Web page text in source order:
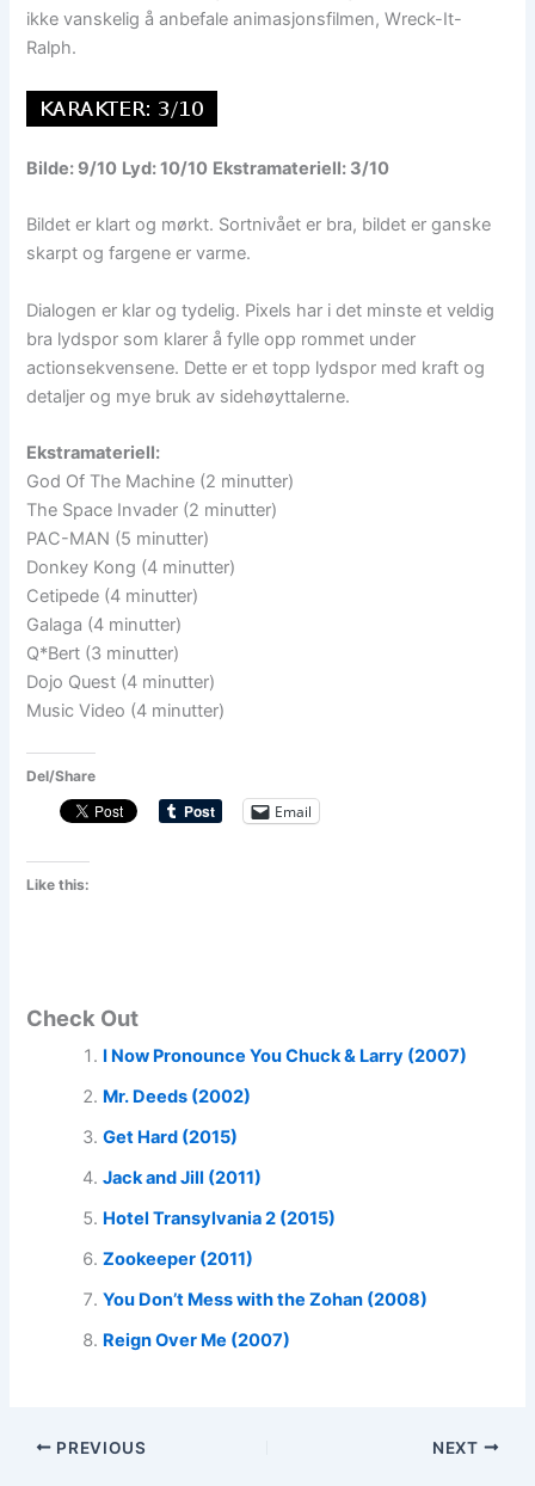
ikke vanskelig å anbefale animasjonsfilmen, Wreck-It-
Ralph.
Bilde: 9/10 Lyd: 10/10 Ekstramateriell: 3/10
Bildet er klart og mørkt. Sortnivået er bra, bildet er ganske
skarpt og fargene er varme.
Dialogen er klar og tydelig. Pixels har i det minste et veldig
bra lydspor som klarer å fylle opp rommet under
actionsekvensene. Dette er et topp lydspor med kraft og
detaljer og mye bruk av sidehøyttalerne.
Ekstramateriell:
God Of The Machine (2 minutter)
The Space Invader (2 minutter)
PAC-MAN (5 minutter)
Donkey Kong (4 minutter)
Cetipede (4 minutter)
Galaga (4 minutter)
Q*Bert (3 minutter)
Dojo Quest (4 minutter)
Music Video (4 minutter)
Del/Share
Email
Like this:
Check Out
I Now Pronounce You Chuck & Larry (2007)
Mr. Deeds (2002)
Get Hard (2015)
Jack and Jill (2011)
Hotel Transylvania 2 (2015)
Zookeeper (2011)
You Don’t Mess with the Zohan (2008)
Reign Over Me (2007)
PREVIOUS NEXT